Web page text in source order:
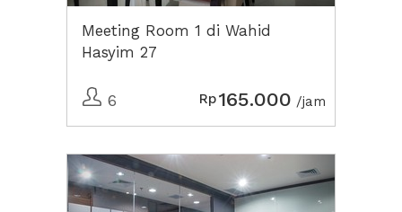
Meeting Room 1 di Wahid
Hasyim 27
6 Rp165.000 /jam
Previous Next2